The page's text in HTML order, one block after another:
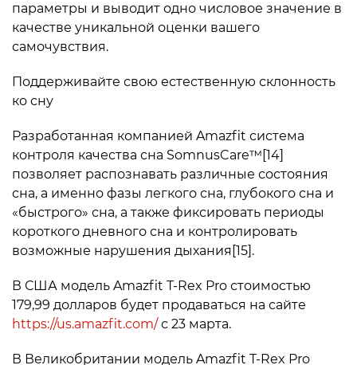
параметры и выводит одно числовое значение в
качестве уникальной оценки вашего
самочувствия.
Поддерживайте свою естественную склонность
ко сну
Разработанная компанией Amazfit система
контроля качества сна SomnusCare™[14]
позволяет распознавать различные состояния
сна, а именно фазы легкого сна, глубокого сна и
«быстрого» сна, а также фиксировать периоды
короткого дневного сна и контролировать
возможные нарушения дыхания[15].
В США модель Amazfit T-Rex Pro стоимостью
179,99 долларов будет продаваться на сайте
https://us.amazfit.com/с 23 марта.
В Великобритании модель Amazfit T-Rex Pro